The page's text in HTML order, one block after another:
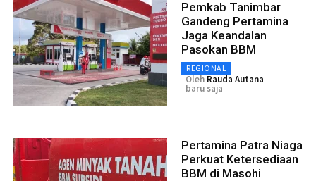
Pemkab Tanimbar
Gandeng Pertamina
Jaga Keandalan
Pasokan BBM
REGIONAL
Oleh Rauda Autana
baru saja
Pertamina Patra Niaga
Perkuat Ketersediaan
BBM di Masohi